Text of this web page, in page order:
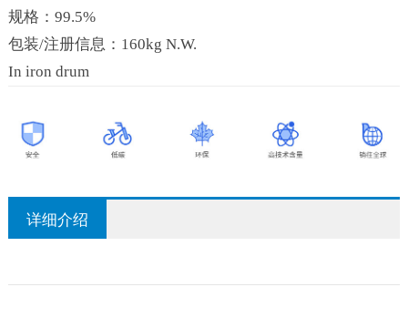
规格：99.5%
包装/注册信息：160kg N.W.
In iron drum
详细介绍